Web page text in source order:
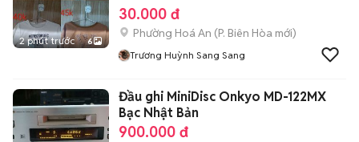
2 phút trước 6
30.000 đ
Phường Hoá An (P. Biên Hòa mới)
Trương Huỳnh Sang Sang
Đầu ghi MiniDisc Onkyo MD-122MX
Bạc Nhật Bản
900.000 đ